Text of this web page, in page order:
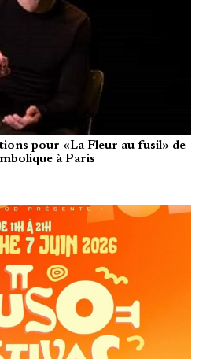
pour «La Fleur au fusil» de
à Paris